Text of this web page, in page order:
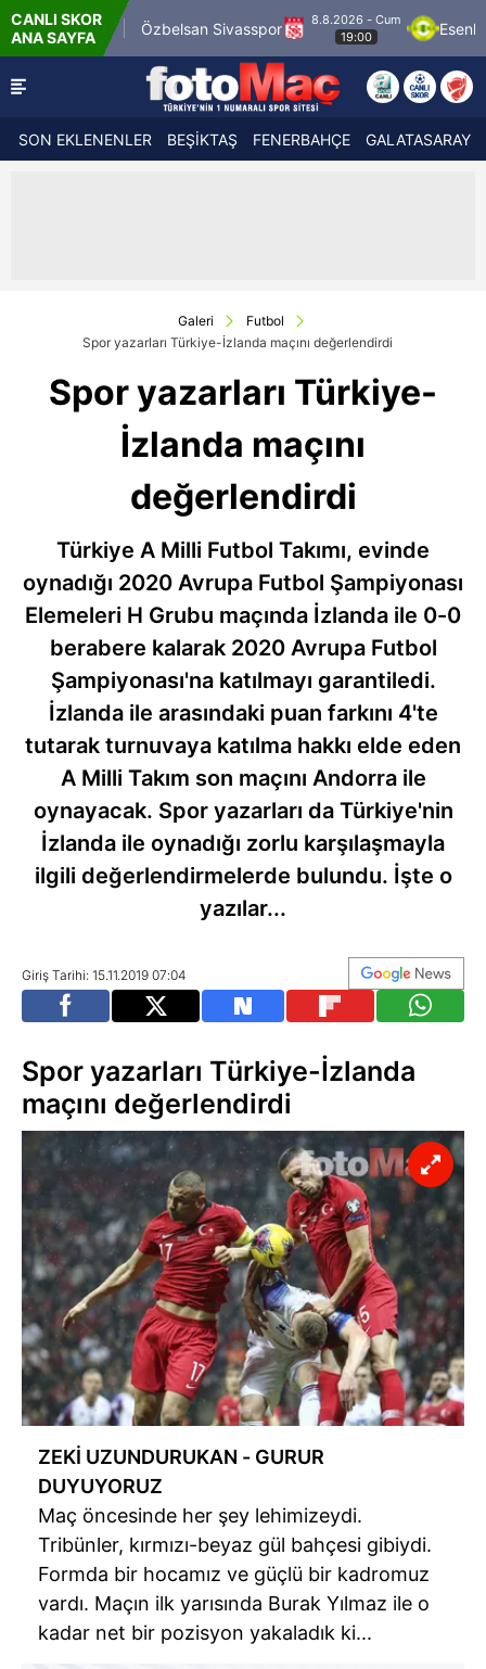
CANLI SKOR
ANA SAYFA
Sivasspor
8.8.2026 - Cum
19:00
Esenler Erokspor Hesap.com
SON EKLENENLER BEŞİKTAŞ FENERBAHÇE GALATASARAY
Galeri
Futbol
Spor yazarları Türkiye-İzlanda maçını değerlendirdi
Spor yazarları Türkiye-
İzlanda maçını
değerlendirdi
Türkiye A Milli Futbol Takımı, evinde
oynadığı 2020 Avrupa Futbol Şampiyonası
Elemeleri H Grubu maçında İzlanda ile 0-0
berabere kalarak 2020 Avrupa Futbol
Şampiyonası'na katılmayı garantiledi.
İzlanda ile arasındaki puan farkını 4'te
tutarak turnuvaya katılma hakkı elde eden
A Milli Takım son maçını Andorra ile
oynayacak. Spor yazarları da Türkiye'nin
İzlanda ile oynadığı zorlu karşılaşmayla
ilgili değerlendirmelerde bulundu. İşte o
yazılar...
Giriş Tarihi: 15.11.2019 07:04
Spor yazarları Türkiye-İzlanda
maçını değerlendirdi
ZEKİ UZUNDURUKAN - GURUR
DUYUYORUZ
Maç öncesinde her şey lehimizeydi.
Tribünler, kırmızı-beyaz gül bahçesi gibiydi.
Formda bir hocamız ve güçlü bir kadromuz
vardı. Maçın ilk yarısında Burak Yılmaz ile o
kadar net bir pozisyon yakaladık ki...